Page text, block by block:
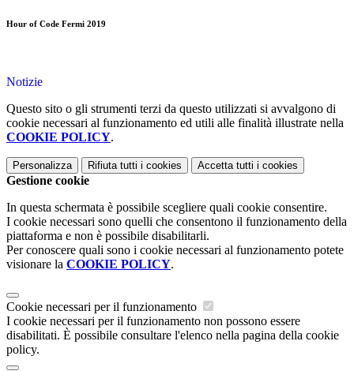
Hour of Code Fermi 2019
Notizie
Questo sito o gli strumenti terzi da questo utilizzati si avvalgono di
cookie necessari al funzionamento ed utili alle finalità illustrate nella
COOKIE POLICY.
Personalizza Rifiuta tutti i cookies Accetta tutti i cookies
Gestione cookie
In questa schermata è possibile scegliere quali cookie consentire.
I cookie necessari sono quelli che consentono il funzionamento della
piattaforma e non è possibile disabilitarli.
Per conoscere quali sono i cookie necessari al funzionamento potete
visionare la COOKIE POLICY.
Cookie necessari per il funzionamento
I cookie necessari per il funzionamento non possono essere
disabilitati. È possibile consultare l'elenco nella pagina della cookie
policy.